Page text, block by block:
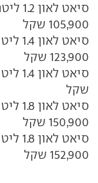
105,900 שקל
123,900 שקל
שקל
150,900 שקל
152,900 שקל